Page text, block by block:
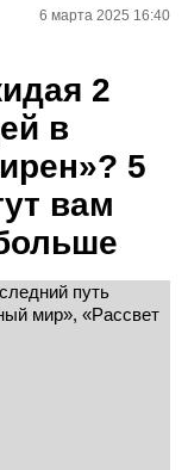
2
в
5
вам
6 марта 2025 16:40